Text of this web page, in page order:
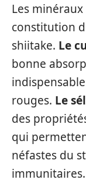
Les
constitution
shiitake. Le
bonne
rouges. Le
des
qui
néfastes du